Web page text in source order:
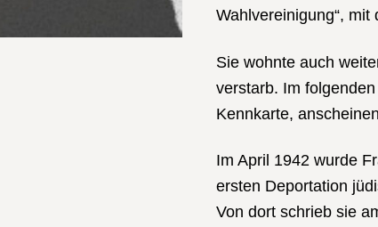
Wahlvereinigung“, mit
Sie wohnte auch
verstarb. Im
Kennkarte,
Im April 1942 wurde
ersten Deportation
Von dort schrieb sie